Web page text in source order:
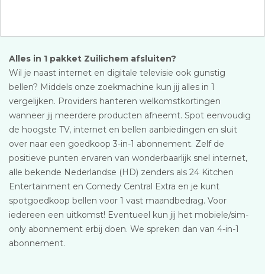
Alles in 1 pakket Zuilichem afsluiten?
Wil je naast internet en digitale televisie ook gunstig
bellen? Middels onze zoekmachine kun jij alles in 1
vergelijken. Providers hanteren welkomstkortingen
wanneer jij meerdere producten afneemt. Spot eenvoudig
de hoogste TV, internet en bellen aanbiedingen en sluit
over naar een goedkoop 3-in-1 abonnement. Zelf de
positieve punten ervaren van wonderbaarlijk snel internet,
alle bekende Nederlandse (HD) zenders als 24 Kitchen
Entertainment en Comedy Central Extra en je kunt
spotgoedkoop bellen voor 1 vast maandbedrag. Voor
iedereen een uitkomst! Eventueel kun jij het mobiele/sim-
only abonnement erbij doen. We spreken dan van 4-in-1
abonnement.